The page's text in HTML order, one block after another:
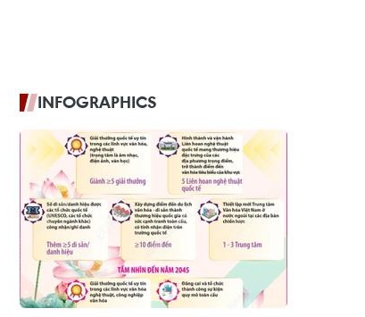
INFOGRAPHICS